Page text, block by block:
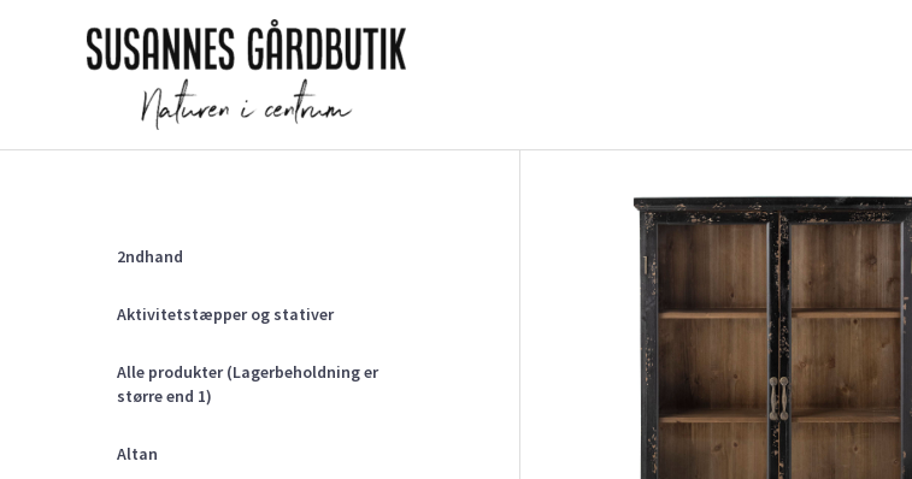
2ndhand
Aktivitetstæpper og stativer
Alle produkter (Lagerbeholdning er
større end 1)
Altan